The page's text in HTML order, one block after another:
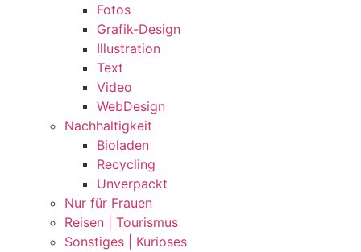
Fotos
Grafik-Design
Illustration
Text
Video
WebDesign
Nachhaltigkeit
Bioladen
Recycling
Unverpackt
Nur für Frauen
Reisen | Tourismus
Sonstiges | Kurioses